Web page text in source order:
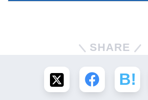
SHARE